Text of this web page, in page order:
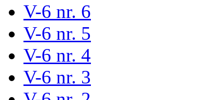
V-6 nr. 6
V-6 nr. 5
V-6 nr. 4
V-6 nr. 3